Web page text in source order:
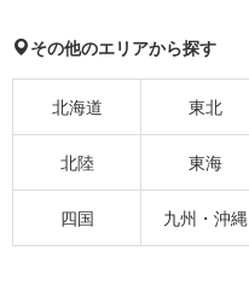
その他のエリアから探す
北海道 東北
北陸 東海
四国 九州・沖縄